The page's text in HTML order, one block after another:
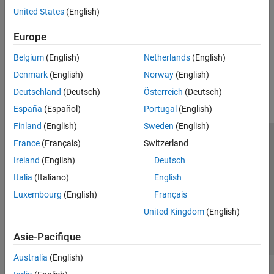
Create standalone applications using
How useful was this information?
United States (English)
Europe
Belgium (English)
Denmark (English)
Deutschland (Deutsch)
España (Español)
Finland (English)
France (Français)
Ireland (English)
Italia (Italiano)
Luxembourg (English)
Netherlands(English)
Norway(English)
Österreich (Deutsch)
Portugal (English)
Sweden (English)
Switzerland
Deutsch
English
Français
United Kingdom(English)
Asie-Pacifique
Australia (English)
Trust Center Marques déposées
Politique de confidentialité
Lutte anti-piratage
Statut des applications
© 1994-2026 The MathWorks, Inc.
Sélectionner
France